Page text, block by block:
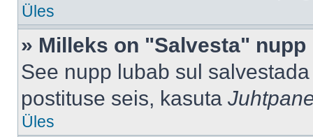
Üles
» Milleks on "Salvesta"
See nupp lubab sul
postituse seis, kasuta
Üles